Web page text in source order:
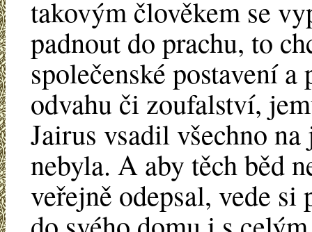
takovým člověkem se
padnout do prachu, to
společenské postavení
odvahu či zoufalství,
Jairus vsadil všechno
nebyla. A aby těch běd
veřejně odepsal, vede